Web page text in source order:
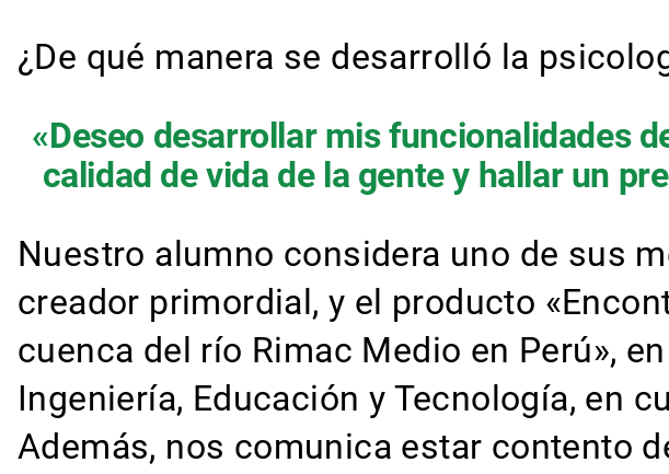
¿De qué manera se desarrolló la
«Deseo desarrollar mis funcionalidades
calidad de vida de la gente y hallar un
Nuestro alumno considera uno de sus
creador primordial, y el producto
cuenca del río Rimac Medio en Perú»,
Ingeniería, Educación y Tecnología, en
Además, nos comunica estar contento